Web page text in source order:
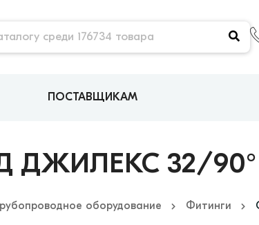
ПОСТАВЩИКАМ
оборудование Фитинги
ДЖИЛЕКС 32/90°